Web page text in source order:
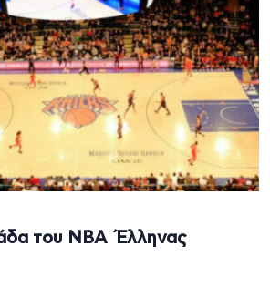
του ΝΒΑ Έλληνας